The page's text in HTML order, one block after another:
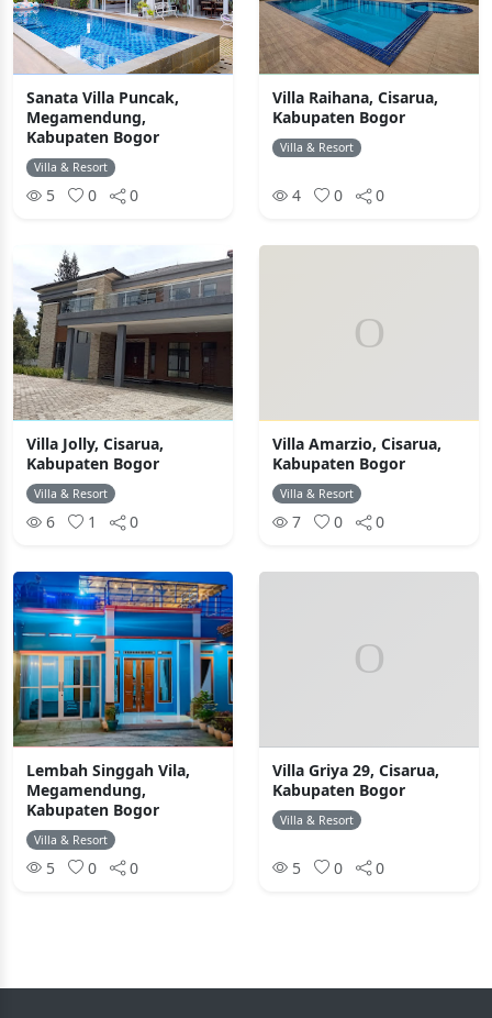
Sanata Villa Puncak,
Megamendung,
Kabupaten Bogor
Villa & Resort
5 0 0
Villa Raihana, Cisarua,
Kabupaten Bogor
Villa & Resort
4 0 0
Villa Jolly, Cisarua,
Kabupaten Bogor
Villa & Resort
6 1 0
Villa Amarzio, Cisarua,
Kabupaten Bogor
Villa & Resort
7 0 0
Lembah Singgah Vila,
Megamendung,
Kabupaten Bogor
Villa & Resort
5 0 0
Villa Griya 29, Cisarua,
Kabupaten Bogor
Villa & Resort
5 0 0